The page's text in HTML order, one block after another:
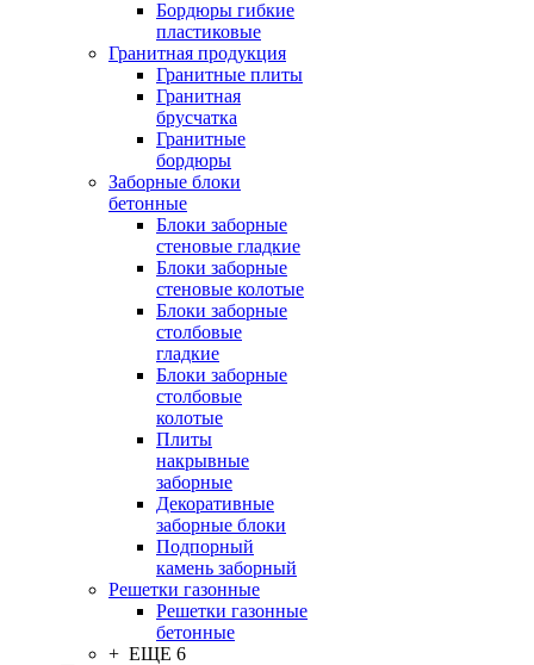
Бордюры гибкие
пластиковые
Гранитная продукция
Гранитные плиты
Гранитная
брусчатка
Гранитные
бордюры
Заборные блоки
бетонные
Блоки заборные
стеновые гладкие
Блоки заборные
стеновые колотые
Блоки заборные
столбовые
гладкие
Блоки заборные
столбовые
колотые
Плиты
накрывные
заборные
Декоративные
заборные блоки
Подпорный
камень заборный
Решетки газонные
Решетки газонные
бетонные
+ ЕЩЕ 6